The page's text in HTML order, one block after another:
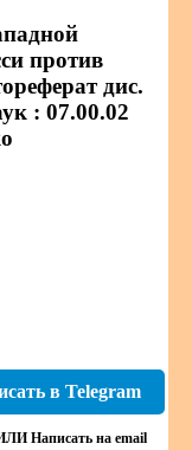
против
дис.
: 07.00.02
в Telegram
Написать на email